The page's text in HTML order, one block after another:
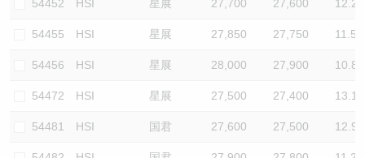
54452 HSI 星展 27,700 27,600 12.2
54455 HSI 星展 27,850 27,750 11.5
54456 HSI 星展 28,000 27,900 10.8
54472 HSI 星展 27,500 27,400 13.1
54481 HSI 国君 27,600 27,500 12.9